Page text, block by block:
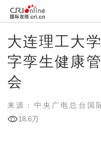
大连理工大
字孪生健康
会
来源：中央广电总台国
18.6万